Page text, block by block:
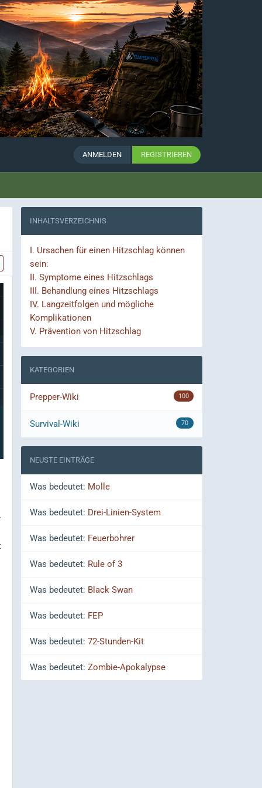
ANMELDEN REGISTRIEREN
INHALTSVERZEICHNIS
I. Ursachen für einen Hitzschlag können
sein:
II. Symptome eines Hitzschlags
III. Behandlung eines Hitzschlags
IV. Langzeitfolgen und mögliche
Komplikationen
V. Prävention von Hitzschlag
KATEGORIEN
Prepper-Wiki 100
Survival-Wiki 70
NEUSTE EINTRÄGE
Was bedeutet: Molle
Was bedeutet: Drei-Linien-System
Was bedeutet: Feuerbohrer
Was bedeutet: Rule of 3
Was bedeutet: Black Swan
Was bedeutet: FEP
Was bedeutet: 72-Stunden-Kit
Was bedeutet: Zombie-Apokalypse